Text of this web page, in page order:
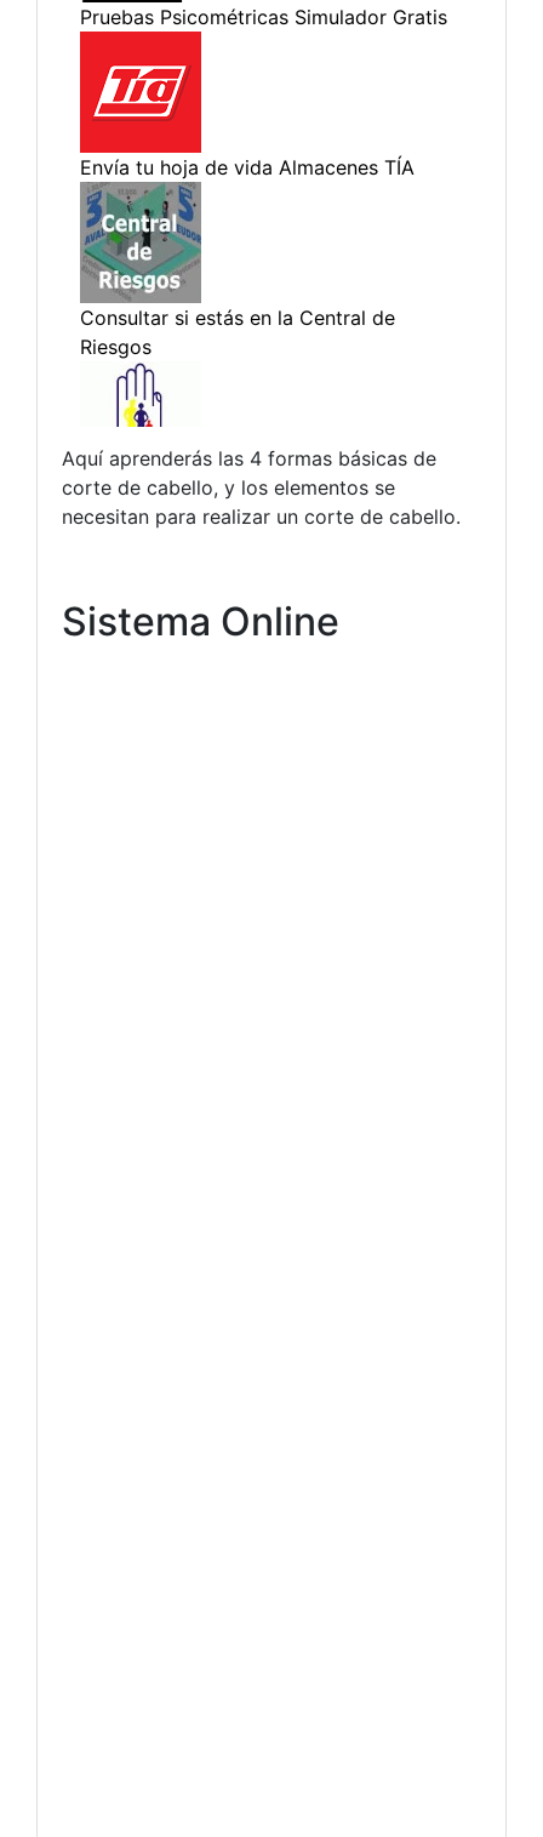
Aquí aprenderás las 4 formas básicas de
corte de cabello, y los elementos se
necesitan para realizar un corte de cabello.
Sistema Online